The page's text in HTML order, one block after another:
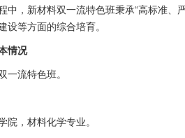
中，新材料双一流特色班秉承“高标准
设等方面的综合培育。
情况
一流特色班。
院，材料化学专业。